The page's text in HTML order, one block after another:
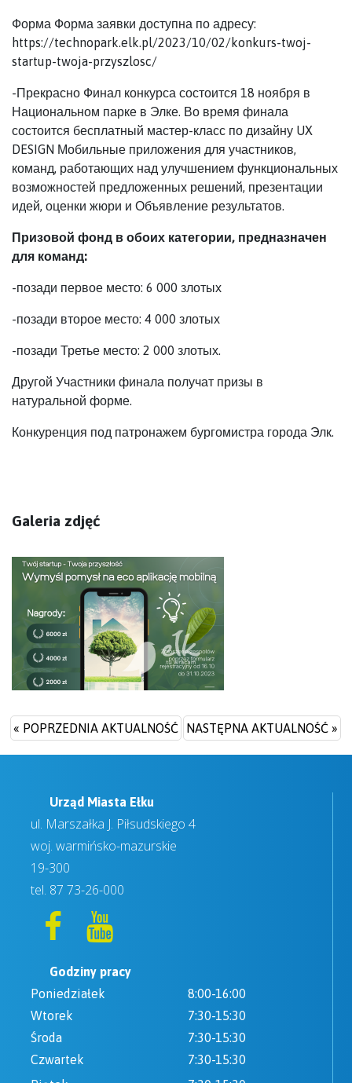
Форма Форма заявки доступна по адресу:
https://technopark.elk.pl/2023/10/02/konkurs-twoj-
startup-twoja-przyszlosc/
-Прекрасно Финал конкурса состоится 18 ноября в
Национальном парке в Элке. Во время финала
состоится бесплатный мастер-класс по дизайну UX
DESIGN Мобильные приложения для участников,
команд, работающих над улучшением функциональных
возможностей предложенных решений, презентации
идей, оценки жюри и Объявление результатов.
Призовой фонд в обоих категории, предназначен
для команд:
-позади первое место: 6 000 злотых
-позади второе место: 4 000 злотых
-позади Третье место: 2 000 злотых.
Другой Участники финала получат призы в
натуральной форме.
Конкуренция под патронажем бургомистра города Элк.
Galeria zdjęć
« POPRZEDNIA AKTUALNOŚĆ NASTĘPNA AKTUALNOŚĆ »
Urząd Miasta Ełku
ul. Marszałka J. Piłsudskiego 4
woj. warmińsko-mazurskie
19-300
tel. 87 73-26-000
Godziny pracy
Poniedziałek
8:00-16:00
Wtorek
7:30-15:30
Środa
7:30-15:30
Czwartek
7:30-15:30